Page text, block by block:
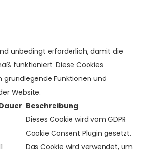
unbedingt erforderlich, damit die
funktioniert. Diese Cookies
grundlegende Funktionen und
Website.
Dauer Beschreibung
Dieses Cookie wird vom GDPR
Cookie Consent Plugin gesetzt.
Das Cookie wird verwendet, um